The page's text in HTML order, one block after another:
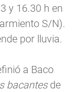
y 16.30 h en
S/N).
por lluvia.
a Baco
bacantesde